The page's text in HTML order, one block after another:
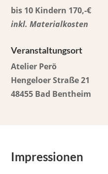
bis 10 Kindern 170,-€
inkl. Materialkosten
Veranstaltungsort
Atelier Perö
Hengeloer Straße 21
48455 Bad Bentheim
Impressionen